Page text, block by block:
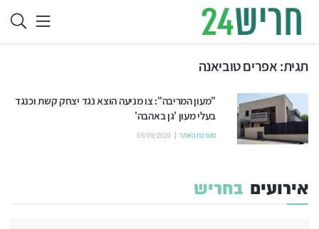
תגית:אפרים טוביאנה
"מעון המריבה": צו מניעה הוצא נגד יצחק קשת וכנגד
בעלי מעון 'גן באהבה'
מערכת האתר 03/09/2020
אירועים בחריש